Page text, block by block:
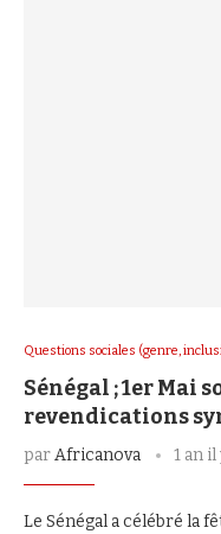
Questions sociales (genre,
Sénégal ; 1er Mai
revendications
parAfricanova 1 an il
Le Sénégal a célébré la